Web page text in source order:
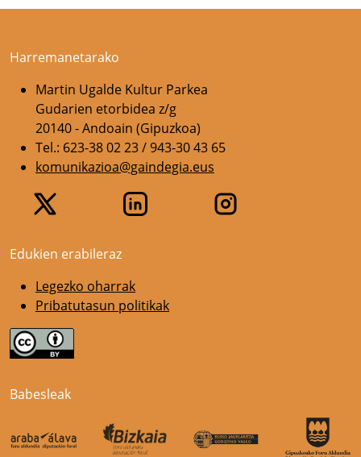
Harremanetarako
Martin Ugalde Kultur Parkea
Gudarien etorbidea z/g
20140 - Andoain (Gipuzkoa)
Tel.: 623-38 02 23 / 943-30 43 65
komunikazioa@gaindegia.eus
Edukien erabileraz
Legezko oharrak
Pribatutasun politikak
Babesleak